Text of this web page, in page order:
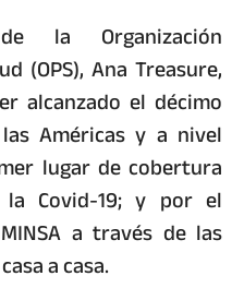
la Organización
(OPS), Ana Treasure,
alcanzado el décimo
Américas y a nivel
lugar de cobertura
Covid-19; y por el
a través de las
a casa.